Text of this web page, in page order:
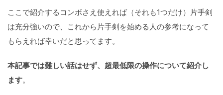
ここで紹介するコンボさえ使えれば（それも1つだけ）片手剣
は充分強いので、これから片手剣を始める人の参考になって
もらえれば幸いだと思ってます。
本記事では難しい話はせず、超最低限の操作について紹介し
ます。